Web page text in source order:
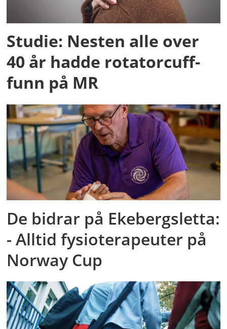
Studie: Nesten alle over
40 år hadde rotatorcuff-
funn på MR
De bidrar på Ekebergsletta:
- Alltid fysioterapeuter på
Norway Cup